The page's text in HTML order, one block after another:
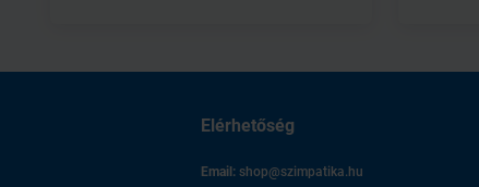
Elérhetőség
Email: shop@szimpatika.hu